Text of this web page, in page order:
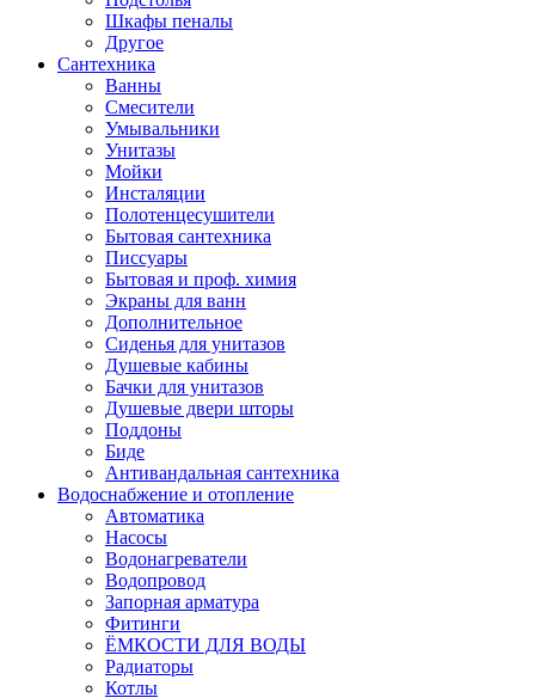
Шкафы пеналы
Другое
Сантехника
Ванны
Смесители
Умывальники
Унитазы
Мойки
Инсталяции
Полотенцесушители
Бытовая сантехника
Писсуары
Бытовая и проф. химия
Экраны для ванн
Дополнительное
Сиденья для унитазов
Душевые кабины
Бачки для унитазов
Душевые двери шторы
Поддоны
Биде
Антивандальная сантехника
Водоснабжение и отопление
Автоматика
Насосы
Водонагреватели
Водопровод
Запорная арматура
Фитинги
ЁМКОСТИ ДЛЯ ВОДЫ
Радиаторы
Котлы